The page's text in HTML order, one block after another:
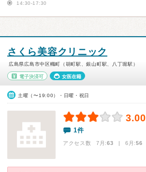
14:30-17:30
さくら美容クリニック
広島県広島市中区幟町（胡町駅、銀山町駅、八丁堀駅）
電子決済可 女医在籍
土曜（〜19:00）・日曜・祝日
3.00
1件
アクセス数 7月:63 | 6月:56